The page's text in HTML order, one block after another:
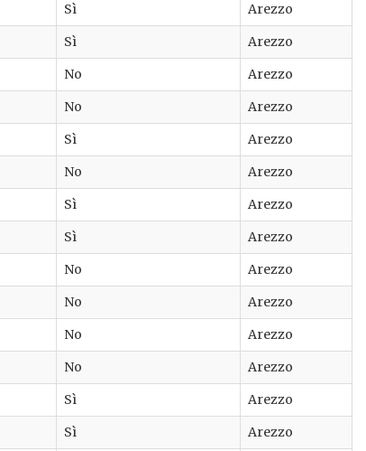
Sì
Arezzo
Sì
Arezzo
No
Arezzo
No
Arezzo
Sì
Arezzo
No
Arezzo
Sì
Arezzo
Sì
Arezzo
No
Arezzo
No
Arezzo
No
Arezzo
No
Arezzo
Sì
Arezzo
Sì
Arezzo